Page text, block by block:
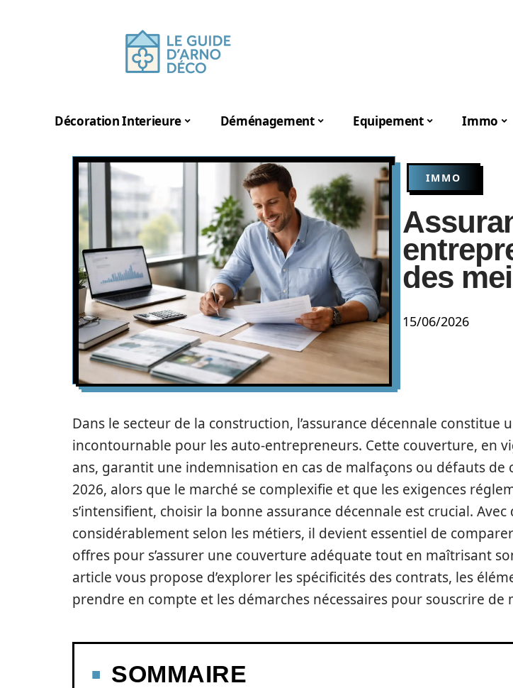
Décoration Interieure Déménagement Equipement Immo
IMMO
des
15/06/2026
Dans le secteur de la construction, l’assurance décennale constitue
incontournable pour les auto-entrepreneurs. Cette couverture, en
ans, garantit une indemnisation en cas de malfaçons ou défauts de
2026, alors que le marché se complexifie et que les exigences
s’intensifient, choisir la bonne assurance décennale est crucial.
considérablement selon les métiers, il devient essentiel de
offres pour s’assurer une couverture adéquate tout en maîtrisant
article vous propose d’explorer les spécificités des contrats, les
prendre en compte et les démarches nécessaires pour souscrire de
SOMMAIRE